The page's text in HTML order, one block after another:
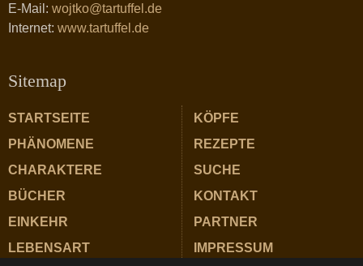
E-Mail: wojtko@tartuffel.de
Internet: www.tartuffel.de
Sitemap
STARTSEITE
PHÄNOMENE
CHARAKTERE
BÜCHER
EINKEHR
LEBENSART
KÖPFE
REZEPTE
SUCHE
KONTAKT
PARTNER
IMPRESSUM